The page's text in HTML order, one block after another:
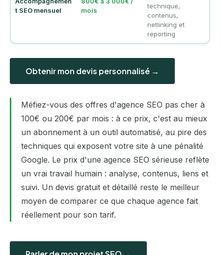
t SEO mensuel
mois
technique,
contenus,
netlinking et
reporting
Obtenir mon devis personnalisé →
Méfiez-vous des offres d'agence SEO pas cher à
100€ ou 200€ par mois : à ce prix, c'est au mieux
un abonnement à un outil automatisé, au pire des
techniques qui exposent votre site à une pénalité
Google. Le prix d'une agence SEO sérieuse reflète
un vrai travail humain : analyse, contenus, liens et
suivi. Un devis gratuit et détaillé reste le meilleur
moyen de comparer ce que chaque agence fait
réellement pour son tarif.